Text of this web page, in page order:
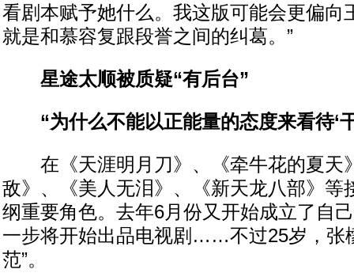
看剧本赋予她什么。我这版可能会更偏向
就是和慕容复跟段誉之间的纠葛。”
星途太顺被质疑“有后台”
“为什么不能以正能量的态度来看待‘干
在《天涯明月刀》、《牵牛花的夏天
敌》、《美人无泪》、《新天龙八部》等
纲重要角色。去年6月份又开始成立了自
一步将开始出品电视剧……不过25岁，张
范”。